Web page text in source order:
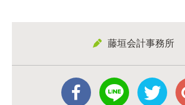
藤垣会計事務所